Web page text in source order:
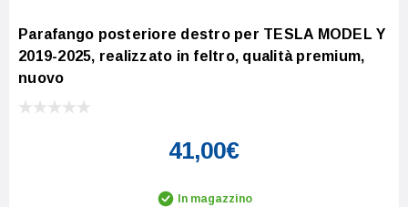
Parafango posteriore destro per TESLA MODEL Y
2019-2025, realizzato in feltro, qualità premium,
nuovo
41,00€
In magazzino